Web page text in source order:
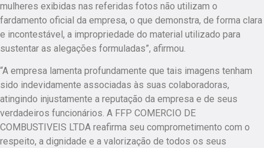
mulheres exibidas nas referidas fotos não utilizam o
fardamento oficial da empresa, o que demonstra, de forma clara
e incontestável, a impropriedade do material utilizado para
sustentar as alegações formuladas”, afirmou.
“A empresa lamenta profundamente que tais imagens tenham
sido indevidamente associadas às suas colaboradoras,
atingindo injustamente a reputação da empresa e de seus
verdadeiros funcionários. A FFP COMERCIO DE
COMBUSTIVEIS LTDA reafirma seu comprometimento com o
respeito, a dignidade e a valorização de todos os seus